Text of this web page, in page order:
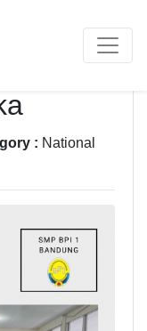
: National